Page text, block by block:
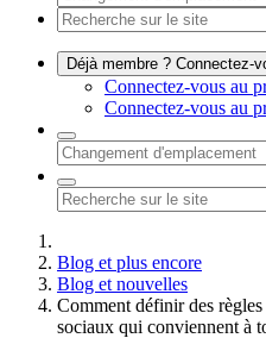
Déjà membre ? Connectez-
Connectez-vous au
Connectez-vous au
Blog et plus encore
Blog et nouvelles
Comment définir des
sociaux qui conviennent à